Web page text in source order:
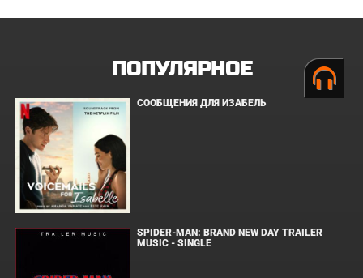
ПОПУЛЯРНОЕ
СООБЩЕНИЯ ДЛЯ ИЗАБЕЛЬ
SPIDER-MAN: BRAND NEW DAY TRAILER
MUSIC - SINGLE